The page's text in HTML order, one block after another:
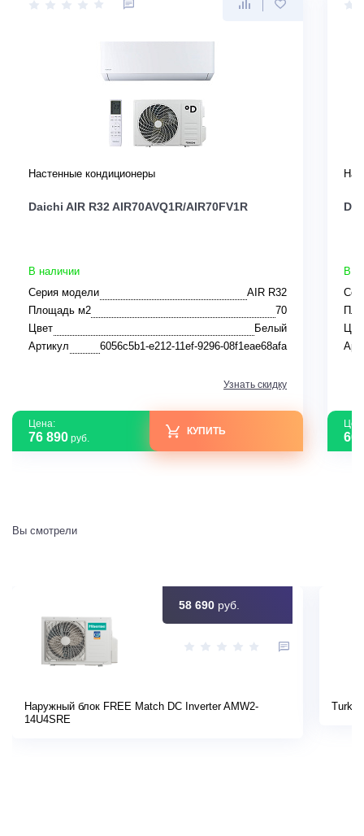
Настенные кондиционеры
Daichi AIR R32 AIR70AVQ1R/AIR70FV1R
В наличии
Серия модели
AIR R32
Площадь м2
70
Цвет
Белый
Артикул
6056c5b1-e212-11ef-9296-08f1eae68afa
Узнать скидку
Цена:
76 890 руб.
КУПИТЬ
В
60
Вы смотрели
58 690 руб.
Наружный блок FREE Match DC Inverter AMW2-
14U4SRE